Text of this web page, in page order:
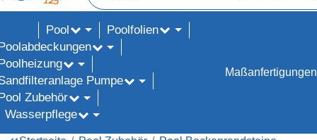
Pool
Poolfolien
Pumpe
Zubehör
Wasserpflege
Maßanfertigungen